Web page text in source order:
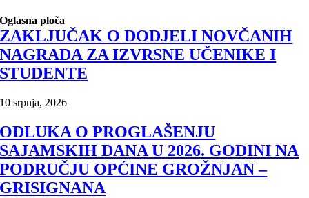
Oglasna ploča
ZAKLJUČAK O DODJELI NOVČANIH
NAGRADA ZA IZVRSNE UČENIKE I
STUDENTE
10 srpnja, 2026|
ODLUKA O PROGLAŠENJU
SAJAMSKIH DANA U 2026. GODINI NA
PODRUČJU OPĆINE GROŽNJAN –
GRISIGNANA